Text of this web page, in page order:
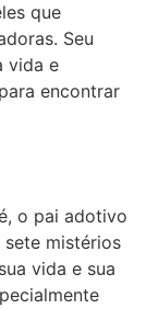
que
Seu
vida e
encontrar
o pai adotivo
mistérios
vida e sua